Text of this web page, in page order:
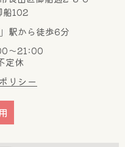
船102
駅から徒歩6分
～21:00
定休
リシー